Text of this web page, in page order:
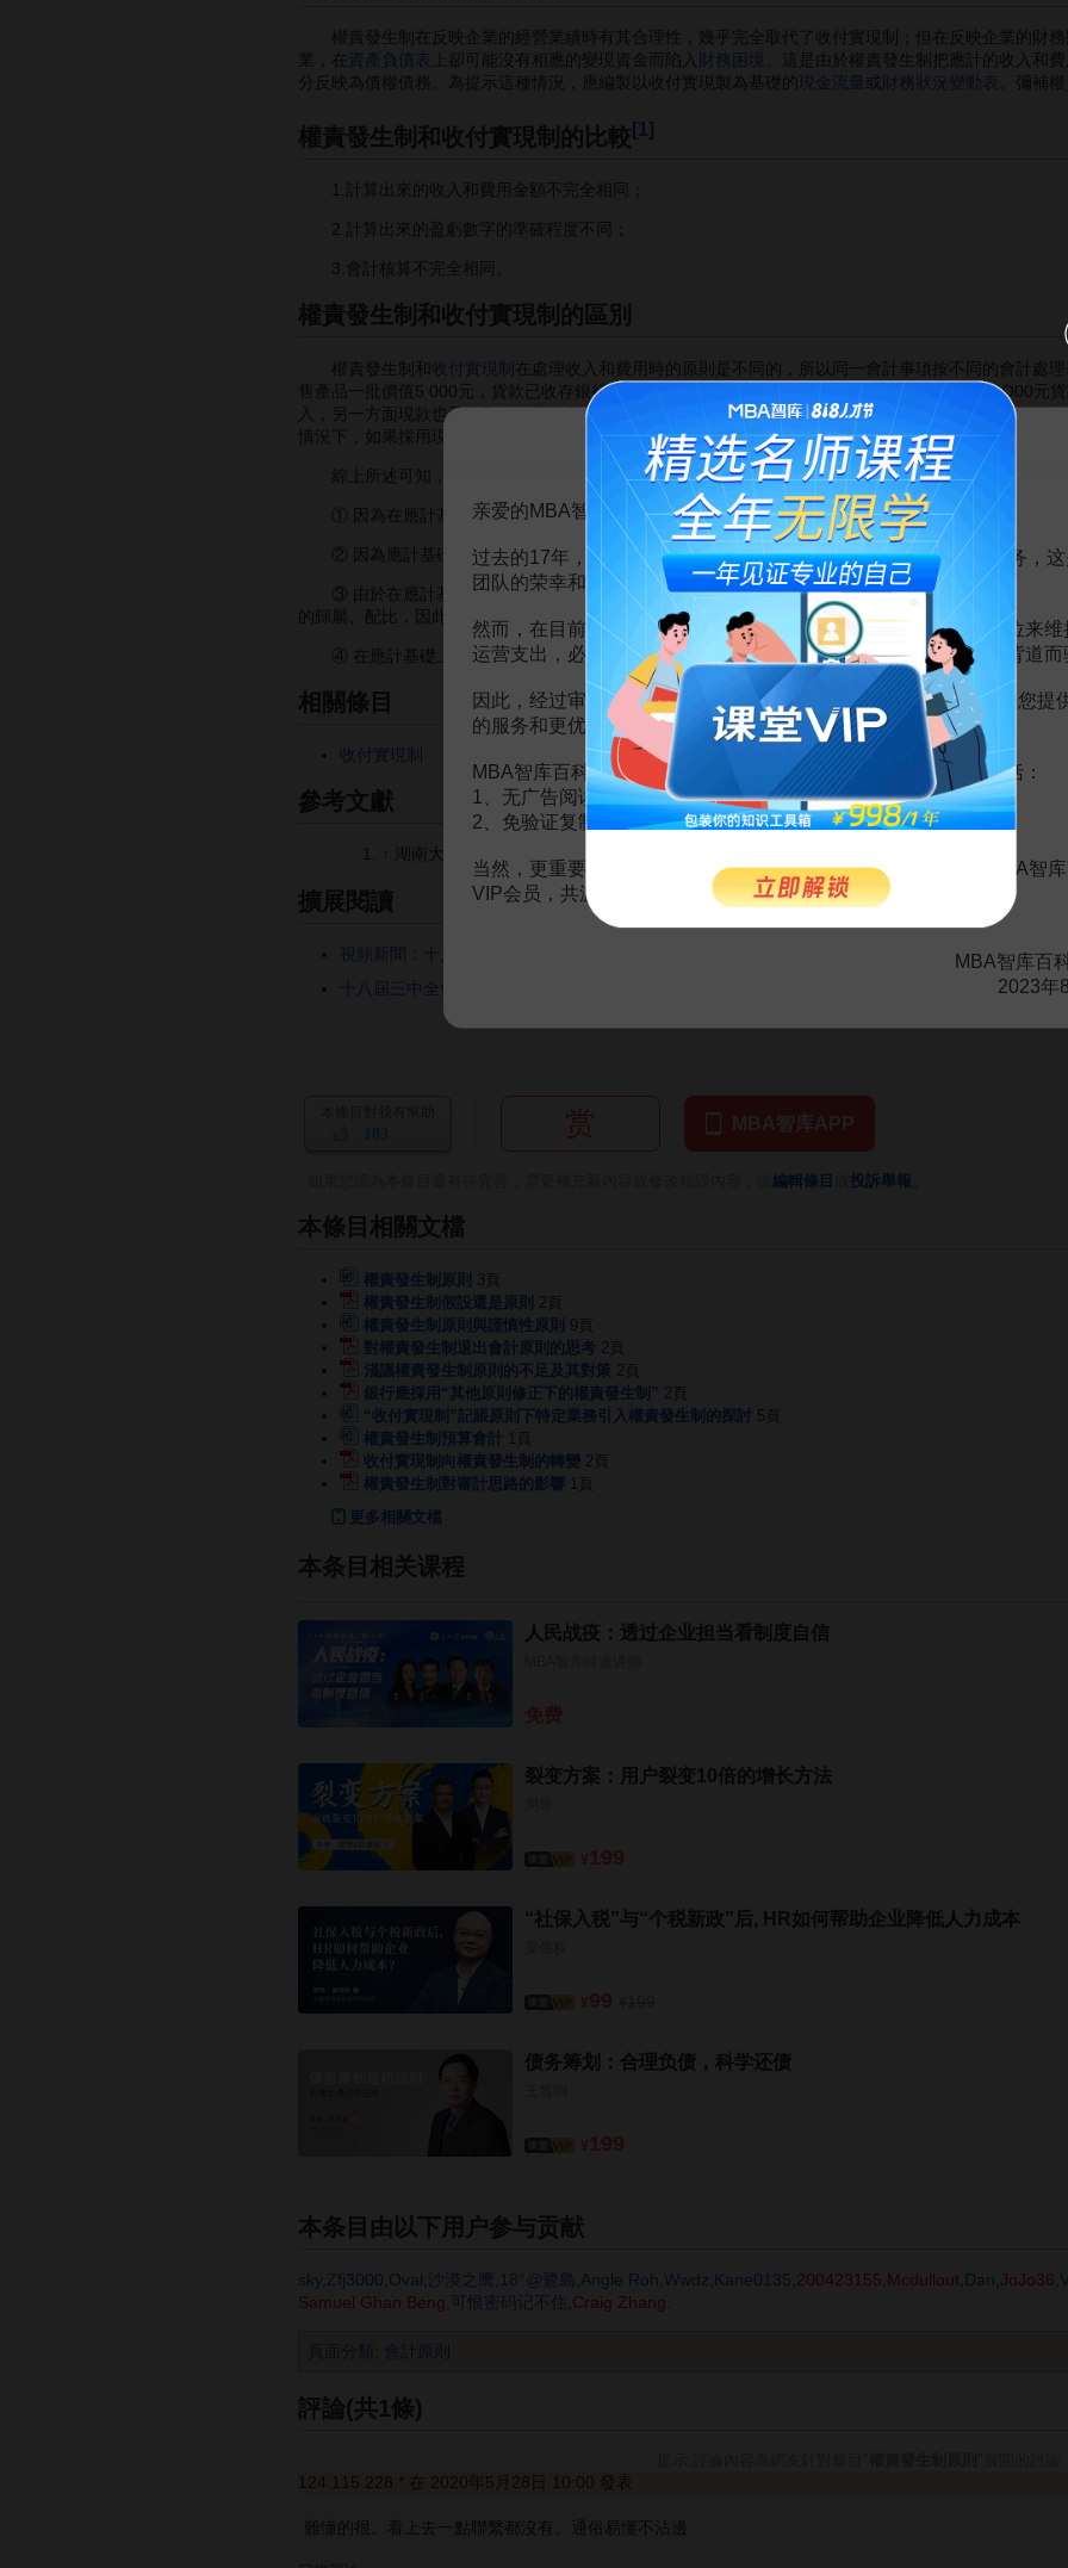
權責發生制在反映企業的經營業績時有其合理性，幾乎完全取代了收付實現制；但在反映企業的財務
業，在
資產負債表 上卻可能沒有相應的變現資金而陷入 財務困境 。這是由於權責發生制把應計的收入和
分反映為債權債務。為提示這種情況，應編製以收付實現製為基礎的
現金流量 或 財務狀況變動表 。彌補
權責發生制和收付實現制的比較 [1]
1.計算出來的收入和費用金額不完全相同；
2.計算出來的盈虧數字的準確程度不同；
3.會計核算不完全相同。
權責發生制和收付實現制的區別
權責發生制和 收付實現制 在處理收入和費用時的原則是不同的，所以同一會計事項按不同的會計處
售產品一批價值5 000元，貨款已收存銀行，這項經濟業務不管採用應計基礎或現金收付基礎，5O00元
入，另一方面現款也已收到，亦應當列作本期收入，這時就表現為兩者的一致性。但在另外的情況下兩
情況下，如果採用現金收付基礎，這筆貨款應當作為本期的收入。因為現款是本期收到的，如果採用應
綜上所述可知，採用應計基礎和現金收付基礎有以下不同：
① 因為在應計基礎上存在費用的待攤和預提問題等，而在現金收付基礎上不存在這些問題，所以在進
② 因為應計基礎和現金收付基礎確定收入和費用的原則不同，因此，它們即使是在同一時期同一業務
③ 由於在應計基礎上是以應收應付為標準來作收入和費用的歸屬、配比，因此，計算出來的盈虧較為
的歸屬、配比，因此，計算出來的盈虧不夠準確。
④ 在應計基礎上期末對賬簿記錄進行調整之後才能計算盈虧，所以手續比較麻煩，而在現金收付基礎
相關條目
收付實現制
參考文獻
湖南大學.基礎會計之學.第三章會計迴圈——處理基礎、程式內容 第一節 會計處理
擴展閱讀
視頻新聞：十八屆三中全會或討論政府會計制度改革：未來我國的政府會計制度將進一步從收付實
十八屆三中全會或討論政府會計制度改革
103
編輯條目 投訴舉報
本條目相關文檔
權責發生制原則 3頁
權責發生制假設還是原則 2頁
權責發生制原則與謹慎性原則
對權責發生制退出會計原則的思考 2頁
淺議權責發生制原則的不足及其對策 2頁
銀行應採用“其他原則修正下的權責發生制” 2頁
“收付實現制”記賬原則下特定業務引入權責發生制的探討 5頁
權責發生制預算會計 1頁
收付實現制向權責發生制的轉變 2頁
權責發生制對審計思路的影響 1頁
更多相關文檔
本条目相关课程
人民战疫：透过企业担当看制度自信
裂变方案：用户裂变10倍的增长方法
“社保入税”与“个税新政”后, HR如何帮助企业降低人力成本
债务筹划：合理负债，科学还债
本条目由以下用户参与贡献
sky Zfj3000 Oval 沙漠之鹰 18°@鷺島 Angle Roh Wwdz Kane0135 200423155 Mcdullout Dan JoJo36
Samuel Ghan Beng
可恨密码记不住 Craig Zhang
頁面分類 會計原則
評論(共1條)
難懂的很。看上去一點聯繫都沒有。通俗易懂不沾邊
告MBA智库百科用户的一封信
亲爱的MBA智库百科用户：
过去的17年，百科频道一直以免费公益的形式为大家提供知识服务，这
团队的荣幸和骄傲。
然而，在目前越来越严峻的经营挑战下，单纯依靠不断增加广告位来维
运营支出，必然会越来越影响您的使用体验，这也与我们的初衷背道而
因此，经过审慎地考虑，我们决定推出VIP会员收费制度，以便为您提
的服务和更优质的内容。
MBA智库百科VIP会员（9.9元 / 年， 点击开通 ），您的权益将包括：
1、无广告阅读；
2、免验证复制。
当然，更重要的是长期以来您对百科频道的支持。诚邀您加入MBA智
VIP会员，共渡难关，共同见证彼此的成长和进步！
MBA智库百
2023年